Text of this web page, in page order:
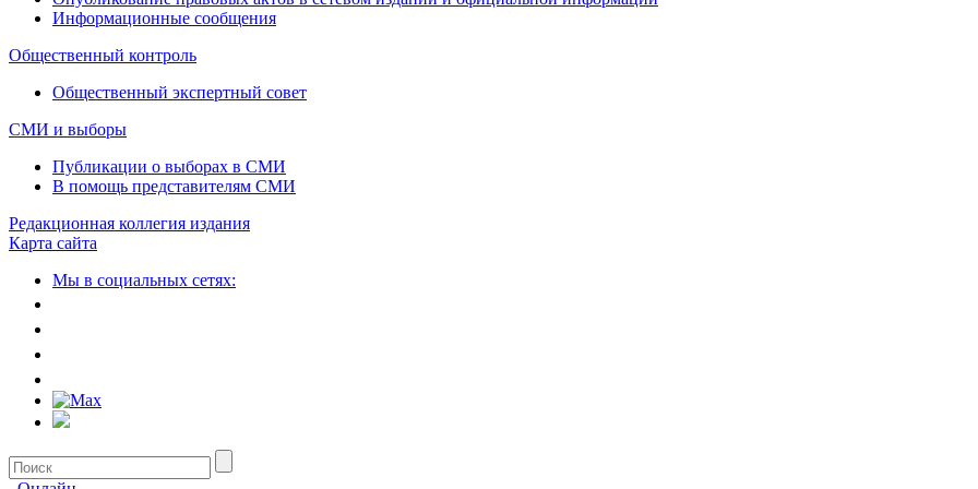
Информационные сообщения
Общественный контроль
Общественный экспертный совет
СМИ и выборы
Публикации о выборах в СМИ
В помощь представителям СМИ
Редакционная коллегия издания
Карта сайта
Мы в социальных сетях: